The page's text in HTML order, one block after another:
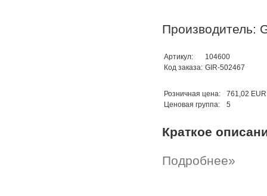
Производитель:
Артикул:
104600
Код заказа: GIR-502467
Розничная цена:
761,02 EUR
Ценовая группа:
5
Краткое
Подробнее»